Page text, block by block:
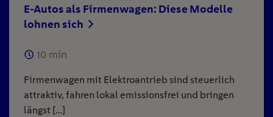
E-Autos als Firmenwagen: Diese Modelle
lohnen sich
10 min
Firmenwagen mit Elektroantrieb sind steuerlich
attraktiv, fahren lokal emissionsfrei und bringen
längst […]